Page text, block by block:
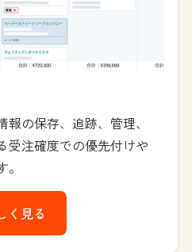
の保存、追跡、管理、
受注確度での優先付けや
く見る